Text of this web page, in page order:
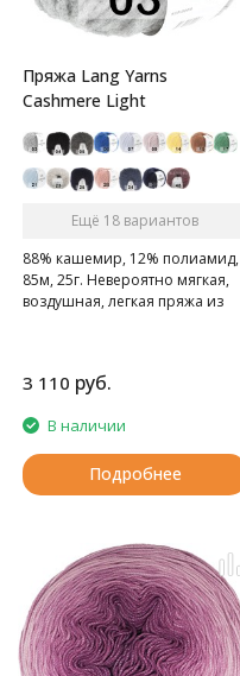
Пряжа Lang Yarns
Cashmere Light
Ещё 18 вариантов
88% кашемир, 12% полиамид,
85м, 25г. Невероятно мягкая,
воздушная, легкая пряжа из
3 110 руб.
В наличии
Подробнее